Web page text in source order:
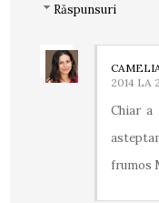
Răspunsuri
2014 LA
Chiar a
frumos